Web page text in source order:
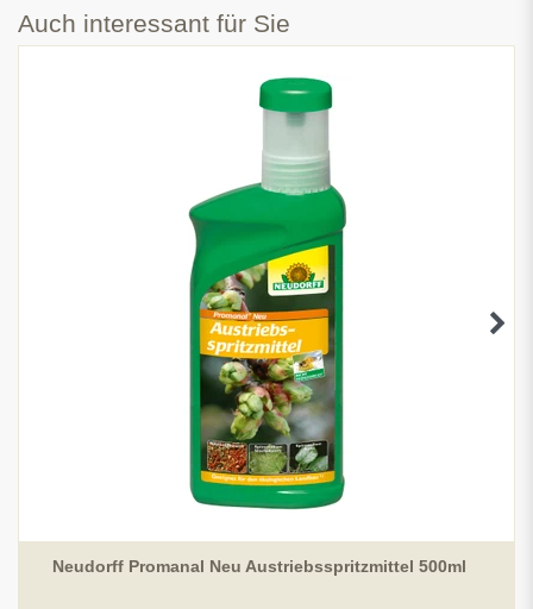
Auch interessant für Sie
Neudorff Promanal Neu Austriebsspritzmittel 500ml